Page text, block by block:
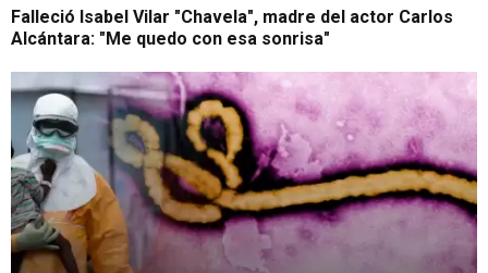
Falleció Isabel Vilar "Chavela", madre del actor Carlos
Alcántara: "Me quedo con esa sonrisa"